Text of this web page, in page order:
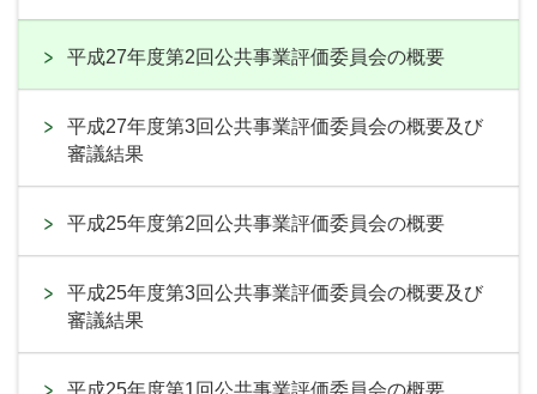
平成27年度第2回公共事業評価委員会の概要
平成27年度第3回公共事業評価委員会の概要及び
審議結果
平成25年度第2回公共事業評価委員会の概要
平成25年度第3回公共事業評価委員会の概要及び
審議結果